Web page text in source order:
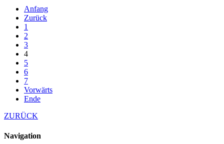
Anfang
Zurück
1
2
3
4
5
6
7
Vorwärts
Ende
ZURÜCK
Navigation